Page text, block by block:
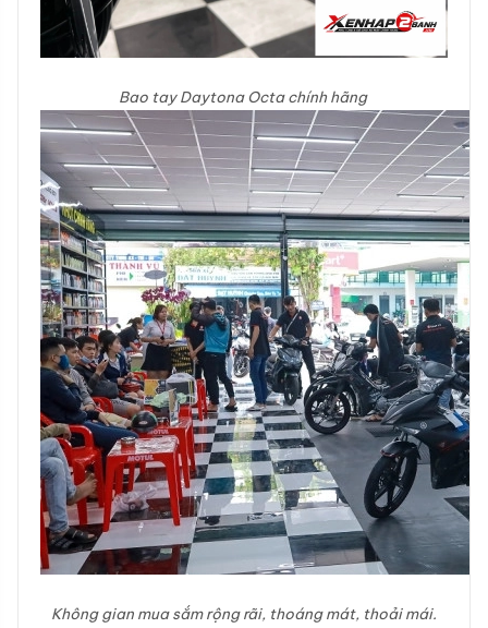
Bao tay Daytona Octa chính hãng
Không gian mua sắm rộng rãi, thoáng mát, thoải mái.